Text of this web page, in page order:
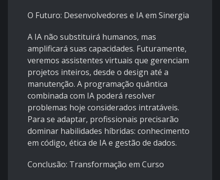
O Futuro: Desenvolvedores e IA em Sinergia
A IA não substituirá humanos, mas
amplificará suas capacidades. Futuramente,
veremos assistentes virtuais que gerenciam
projetos inteiros, desde o design até a
manutenção. A programação quântica
combinada com IA poderá resolver
problemas hoje considerados intratáveis.
Para se adaptar, profissionais precisarão
dominar habilidades híbridas: conhecimento
em código, ética de IA e gestão de dados.
Conclusão: Transformação em Curso